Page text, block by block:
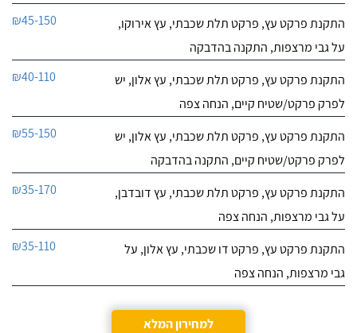
התקנת פרקט עץ, פרקט תלת שכבתי, עץ אירוקו,
על גבי מרצפות, התקנה בהדבקה
₪45-150
התקנת פרקט עץ, פרקט תלת שכבתי, עץ אלון, יש
לפרק פרקט/שטיח קיים, הנחה צפה
₪40-110
התקנת פרקט עץ, פרקט תלת שכבתי, עץ אלון, יש
לפרק פרקט/שטיח קיים, התקנה בהדבקה
₪55-150
התקנת פרקט עץ, פרקט תלת שכבתי, עץ דובדבן,
על גבי מרצפות, הנחה צפה
₪35-170
התקנת פרקט עץ, פרקט דו שכבתי, עץ אלון, על
גבי מרצפות, הנחה צפה
₪35-110
למחירון המלא